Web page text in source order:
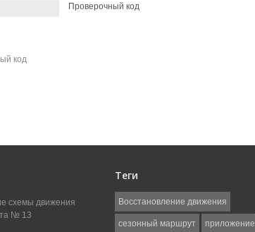
Проверочный код
код
схемы движения
№ 13
Теги
Восстановление движения
сезонный маршрут приложение